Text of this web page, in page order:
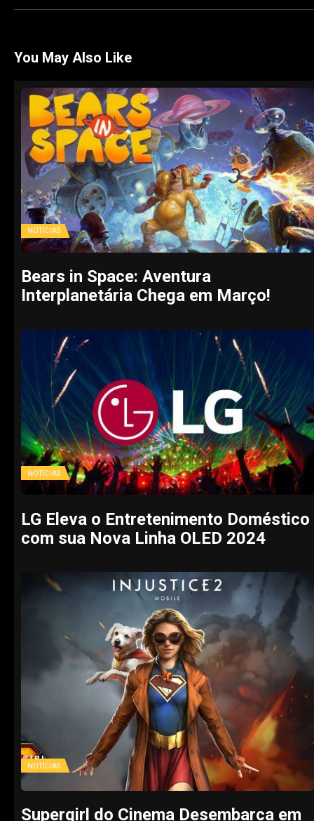
You May Also Like
NOTÍCIAS
Bears in Space: Aventura
Interplanetária Chega em Março!
NOTÍCIAS
LG Eleva o Entretenimento Doméstico
com sua Nova Linha OLED 2024
NOTÍCIAS
Supergirl do Cinema Desembarca em